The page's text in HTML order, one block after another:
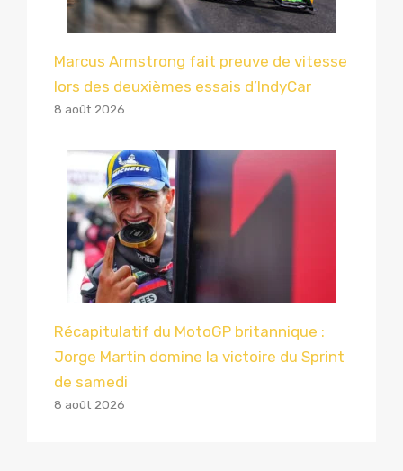
Marcus Armstrong fait preuve de vitesse
lors des deuxièmes essais d’IndyCar
8 août 2026
Récapitulatif du MotoGP britannique :
Jorge Martin domine la victoire du Sprint
de samedi
8 août 2026